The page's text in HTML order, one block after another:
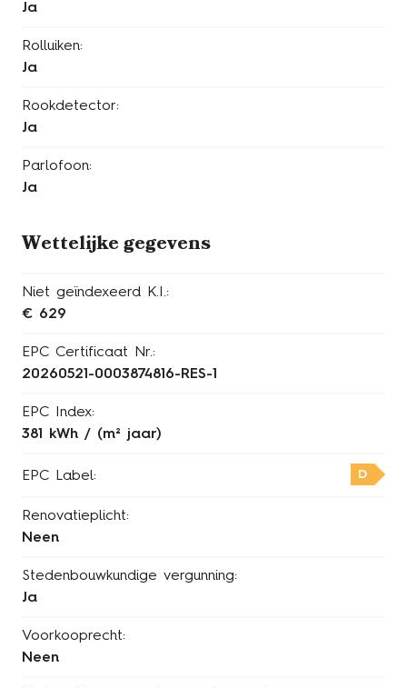
Ja
Rolluiken:
Ja
Rookdetector:
Ja
Parlofoon:
Ja
Wettelijke gegevens
Niet geïndexeerd K.I.:
€ 629
EPC Certificaat Nr.:
20260521-0003874816-RES-1
EPC Index:
381 kWh / (m² jaar)
EPC Label: D
Renovatieplicht:
Neen
Stedenbouwkundige vergunning:
Ja
Voorkooprecht:
Neen